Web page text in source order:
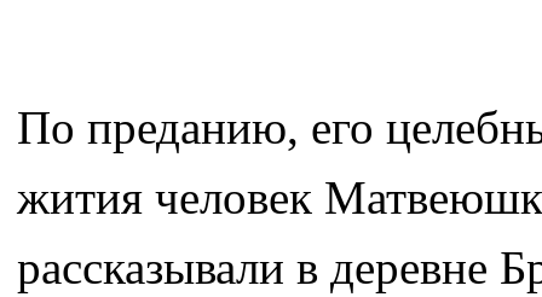
По преданию, его
жития человек
рассказывали в деревне